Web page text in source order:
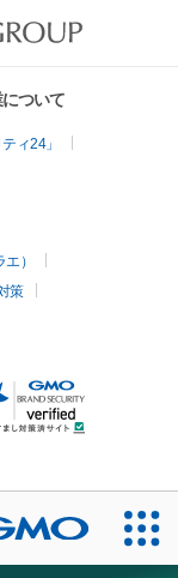
ついて
ィ24」
）
策